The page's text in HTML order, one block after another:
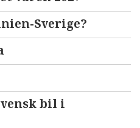
Sverige?
bil i